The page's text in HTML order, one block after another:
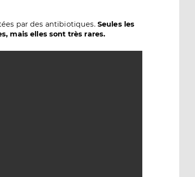
par des antibiotiques. Seules les
mais elles sont très rares.